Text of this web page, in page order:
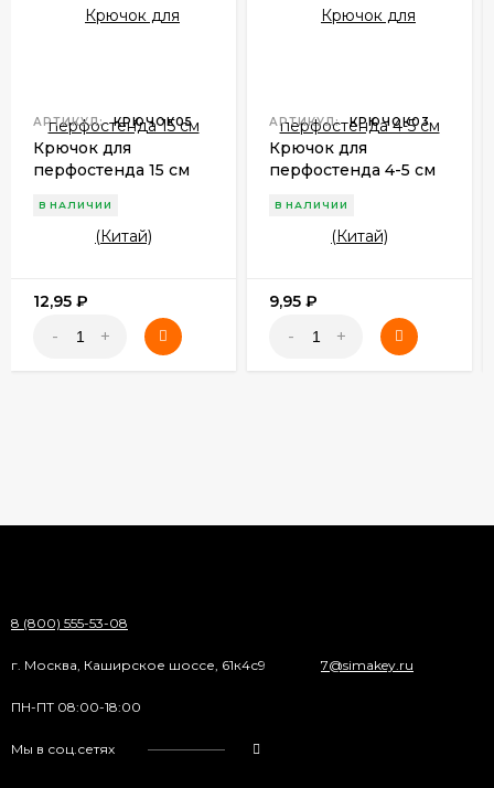
АРТИКУЛ: КРЮЧОК05
Крючок для
перфостенда 15 см
В НАЛИЧИИ
12,95 ₽
- +
АРТИКУЛ: КРЮЧОК03
Крючок для
перфостенда 4-5 см
В НАЛИЧИИ
9,95 ₽
- +
8 (800) 555-53-08
г. Москва, Каширское шоссе, 61к4с9 7@simakey.ru
ПН-ПТ 08:00-18:00
Мы в соц.сетях